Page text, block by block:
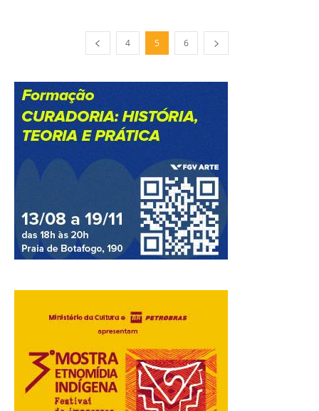
4 5 6